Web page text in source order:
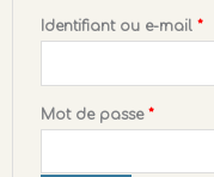
Identifiant ou e-mail *
Mot de passe *